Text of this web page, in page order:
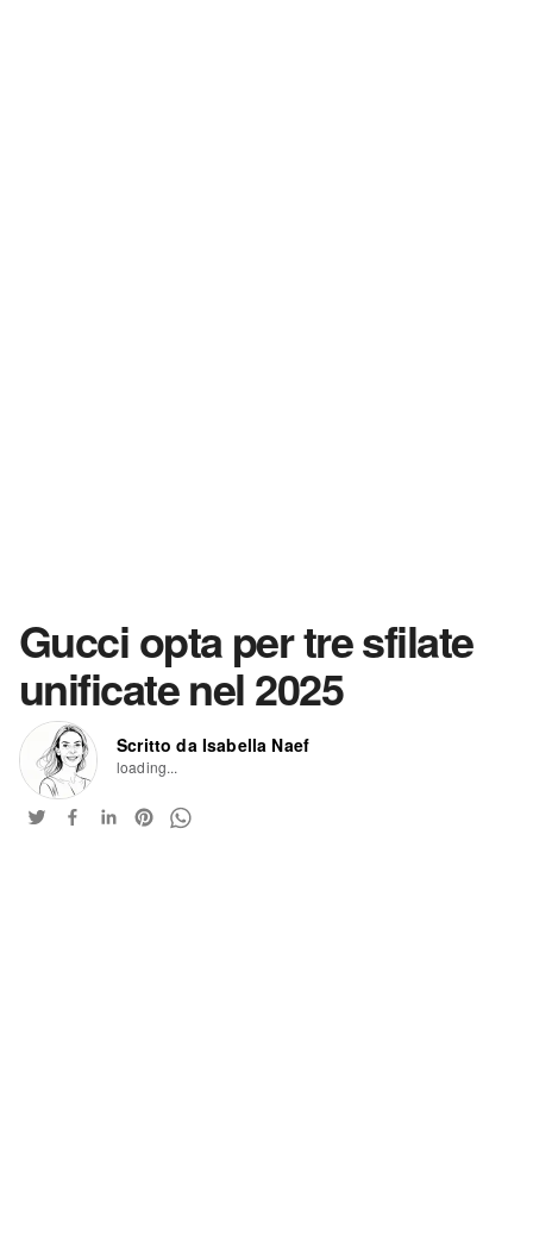
Gucci opta per tre sfilate
unificate nel 2025
Scritto da Isabella Naef
loading...